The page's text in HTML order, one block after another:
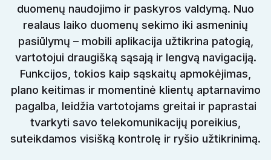
duomenų naudojimo ir paskyros valdymą. Nuo
realaus laiko duomenų sekimo iki asmeninių
pasiūlymų – mobili aplikacija užtikrina patogią,
vartotojui draugišką sąsają ir lengvą navigaciją.
Funkcijos, tokios kaip sąskaitų apmokėjimas,
plano keitimas ir momentinė klientų aptarnavimo
pagalba, leidžia vartotojams greitai ir paprastai
tvarkyti savo telekomunikacijų poreikius,
suteikdamos visišką kontrolę ir ryšio užtikrinimą.